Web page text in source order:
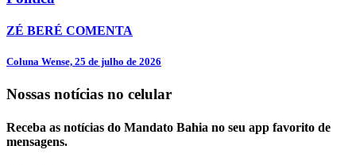
ZÉ BERÉ COMENTA
Coluna Wense, 25 de julho de 2026
Nossas notícias no celular
Receba as notícias do Mandato Bahia no seu app favorito de
mensagens.